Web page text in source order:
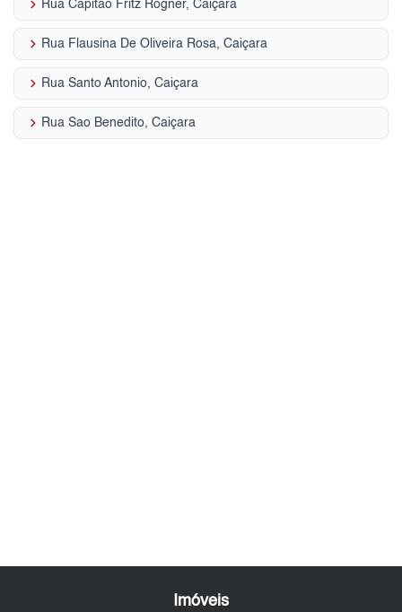
keyboard_arrow_right Rua Capitao Fritz Rogner, Caiçara
keyboard_arrow_right Rua Flausina De Oliveira Rosa, Caiçara
keyboard_arrow_right Rua Santo Antonio, Caiçara
keyboard_arrow_right Rua Sao Benedito, Caiçara
Imóveis